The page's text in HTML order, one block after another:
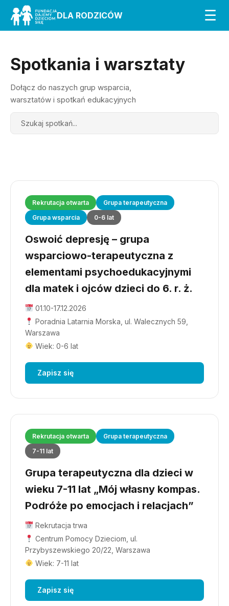
DLA RODZICÓW ☰
Spotkania i warsztaty
Dołącz do naszych grup wsparcia,
warsztatów i spotkań edukacyjnych
Search
Rekrutacja otwarta
Grupa terapeutyczna
Grupa wsparcia
0-6 lat
Oswoić depresję – grupa
wsparciowo-terapeutyczna z
elementami psychoedukacyjnymi
dla matek i ojców dzieci do 6. r. ż.
01.10-17.12.2026
Poradnia Latarnia Morska, ul. Walecznych 59,
Warszawa
Wiek: 0-6 lat
Zapisz się
Rekrutacja otwarta
Grupa terapeutyczna
7-11 lat
Grupa terapeutyczna dla dzieci w
wieku 7-11 lat „Mój własny kompas.
Podróże po emocjach i relacjach”
Rekrutacja trwa
Centrum Pomocy Dzieciom, ul.
Przybyszewskiego 20/22, Warszawa
Wiek: 7-11 lat
Zapisz się